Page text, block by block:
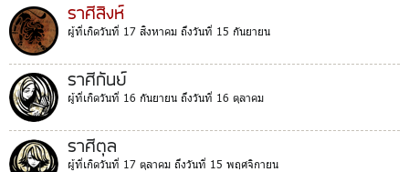
ราศีสิงห์
ผู้ที่เกิดวันที่ 17 สิงหาคม ถึงวันที่ 15 กันยายน
ราศีกันย์
ผู้ที่เกิดวันที่ 16 กันยายน ถึงวันที่ 16 ตุลาคม
ราศีตุล
ผู้ที่เกิดวันที่ 17 ตุลาคม ถึงวันที่ 15 พฤศจิกายน